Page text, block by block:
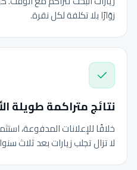
زوّارًا بلا تكلفة لكل نقرة.
نتائج متراكمة طويلة
خلافًا للإعلانات المدفوعة،
لا تزال تجلب زيارات بعد ثلاث